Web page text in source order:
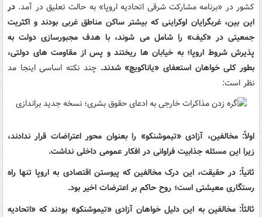
کشور در «برنامه مشارکت شرقی اتحادیه اروپا» به حالت تعلیق در آمد. در
این بین، غربگرایان اوکراینی که بیشتر ساکن مناطق غربی بودند و اکثریت
جمعیتی در «کیف» را شامل می شوند، با هدف مجبورسازی دولت به
پذیرش شروط اروپا؛ به خیابان ها ریختند و پس از مقاومت های دولتی،
بطور کلی خواهان استعفای «یاناکویچ» شدند. چند نکته اساسی اینجا مد
نظر است:
اولاً: مخالفین، آزادی «تیموشنکو» را بعنوان محور اعتراضات قرار ندادند،
زیرا این مسئله جذابیت فراوانی در افکار عمومی داخلی نداشت.
ثانیاً: در حقیقت، این درک مخالفین که پیوستن اقتصادی به اروپا تنها راه
رستگاری معیشتی است؛ روح حاکم بر اعترضات اخیر بود.
ثالثاً: مخالفین به این دلیل خواهان آزادی «تیموشنکو» بودند که «اتحادیه